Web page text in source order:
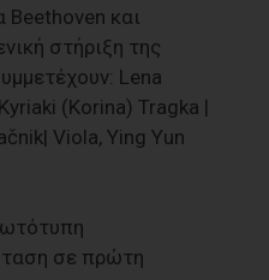
Beethoven και
στήριξη της
Lena
(Korina) Tragka |
Viola, Ying Yun
σε πρώτη